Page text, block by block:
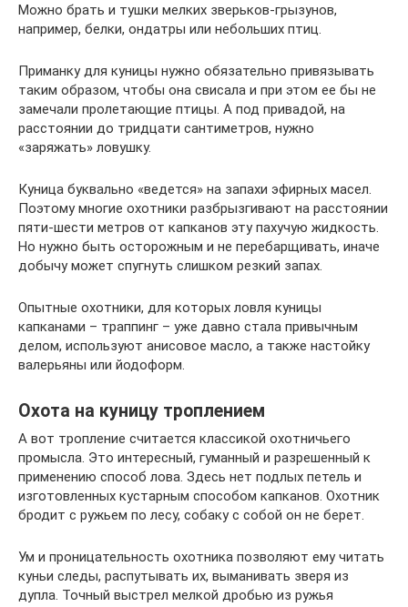
Можно брать и тушки мелких зверьков-грызунов,
например, белки, ондатры или небольших птиц.
Приманку для куницы нужно обязательно привязывать
таким образом, чтобы она свисала и при этом ее бы не
замечали пролетающие птицы. А под привадой, на
расстоянии до тридцати сантиметров, нужно
«заряжать» ловушку.
Куница буквально «ведется» на запахи эфирных масел.
Поэтому многие охотники разбрызгивают на расстоянии
пяти-шести метров от капканов эту пахучую жидкость.
Но нужно быть осторожным и не перебарщивать, иначе
добычу может спугнуть слишком резкий запах.
Опытные охотники, для которых ловля куницы
капканами – траппинг – уже давно стала привычным
делом, используют анисовое масло, а также настойку
валерьяны или йодоформ.
Охота на куницу троплением
А вот тропление считается классикой охотничьего
промысла. Это интересный, гуманный и разрешенный к
применению способ лова. Здесь нет подлых петель и
изготовленных кустарным способом капканов. Охотник
бродит с ружьем по лесу, собаку с собой он не берет.
Ум и проницательность охотника позволяют ему читать
куньи следы, распутывать их, выманивать зверя из
дупла. Точный выстрел мелкой дробью из ружья